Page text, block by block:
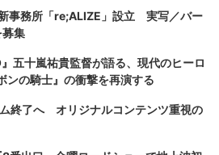
事務所「re;ALIZE」設立 実写／バー
集
』五十嵐祐貴監督が語る、現代のヒーロ
ンの騎士』の衝撃を再演する
終了へ オリジナルコンテンツ重視の